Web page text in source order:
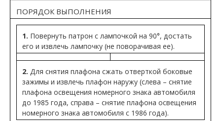
ПОРЯДОК ВЫПОЛНЕНИЯ
1. Повернуть патрон с лампочкой на 90°, достать
его и извлечь лампочку (не поворачивая ее).
2. Для снятия плафона сжать отверткой боковые
зажимы и извлечь плафон наружу (слева – снятие
плафона освещения номерного знака автомобиля
до 1985 года, справа – снятие плафона освещения
номерного знака автомобиля с 1986 года).